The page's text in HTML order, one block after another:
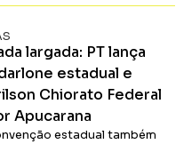
largada: PT lança
estadual e
Chiorato Federal
Apucarana
estadual também